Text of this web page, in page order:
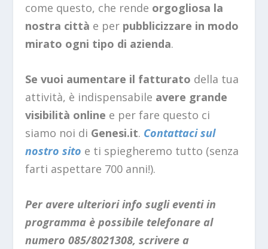
come questo, che rende orgogliosa la
nostra città e per pubblicizzare in modo
mirato ogni tipo di azienda.
Se vuoi aumentare il fatturato della tua
attività, è indispensabile avere grande
visibilità online e per fare questo ci
siamo noi di Genesi.it. Contattaci sul
nostro sito e ti spiegheremo tutto (senza
farti aspettare 700 anni!).
Per avere ulteriori info sugli eventi in
programma è possibile telefonare al
numero 085/8021308, scrivere a